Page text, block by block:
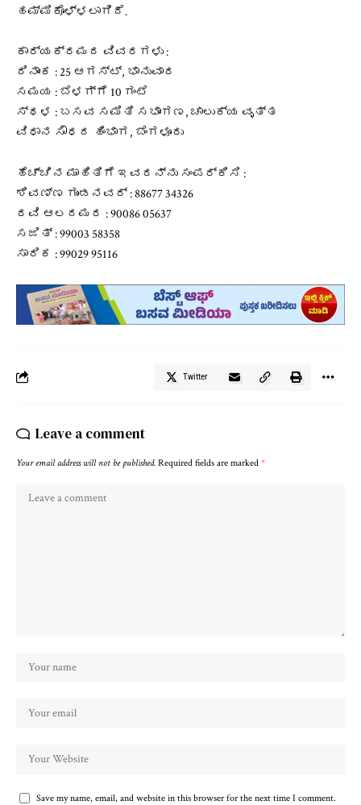
ಹಮ್ಮಿಕೊಳ್ಳಲಾಗಿದೆ.
ಕಾರ್ಯಕ್ರಮದ ವಿವರಗಳು :
ದಿನಾಂಕ : 25 ಆಗಸ್ಟ್, ಭಾನುವಾರ
ಸಮಯ : ಬೆಳಗ್ಗೆ 10 ಗಂಟೆ
ಸ್ಥಳ : ಬಸವ ಸಮಿತಿ ಸಭಾಂಗಣ, ಚಾಲುಕ್ಯ ವೃತ್ತ
ವಿಧಾನ ಸೌಧದ ಹಿಂಭಾಗ, ಬೆಂಗಳೂರು
ಹೆಚ್ಚಿನ ಮಾಹಿತಿಗೆ ಇವರನ್ನು ಸಂಪರ್ಕಿಸಿ :
ಶಿವಣ್ಣ ಗುಂಡನವರ್ : 88677 34326
ರವಿ ಆಲದಮರ : 90086 05637
ಸಜಿತ್ : 99003 58358
ಸಾರಿಕ : 99029 95116
Twitter
Leave a comment
Your email address will not be published. Required fields are marked *
Save my name, email, and website in this browser for the next time I comment.